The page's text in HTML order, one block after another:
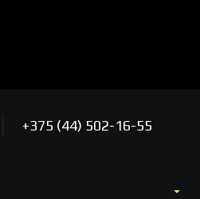
+375 (44) 502-16-55